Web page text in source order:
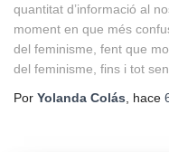
quantitat d’informació al
moment en que més
del feminisme, fent que
del feminisme, fins i tot
Por Yolanda Colás , hace